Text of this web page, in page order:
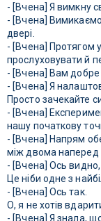
- [Вчена] Я вимкну
- [Вчена] Вимикаємо
двері.
- [Вчена] Протягом
прослуховувати й
- [Вчена] Вам добре
- [Вчена] Я
Просто зачекайте
- [Вчена]
нашу початкову
- [Вчена] Напрям
між двома наперед
- [Вчена] Ось
Це ніби одне з
- [Вчена] Ось так.
О, я не хотів
- [Вчена] Я знала,